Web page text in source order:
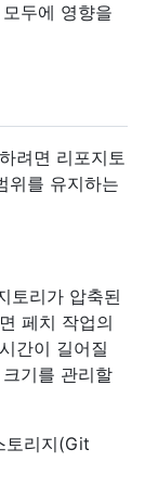
두에 영향을
려면 리포지토
위를 유지하는
토리가 압축된
페치 작업의
간이 길어질
기를 관리할
토리지(Git